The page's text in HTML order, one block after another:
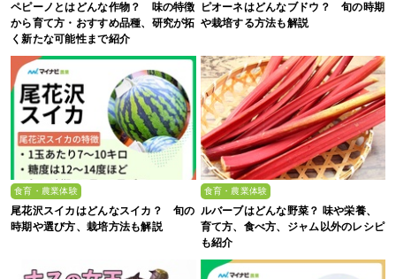
ペピーノとはどんな作物？ 味の特徴
から育て方・おすすめ品種、研究が拓
く新たな可能性まで紹介
ピオーネはどんなブドウ？ 旬の時期
や栽培する方法も解説
食育・農業体験
尾花沢スイカはどんなスイカ？ 旬の
時期や選び方、栽培方法も解説
食育・農業体験
ルバーブはどんな野菜？ 味や栄養、
育て方、食べ方、ジャム以外のレシピ
も紹介